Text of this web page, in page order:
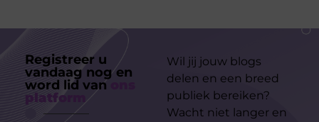
Registreer u
vandaag nog en
word lid van
platform
Wil jij jouw blogs
delen en een breed
publiek bereiken?
Wacht niet langer en